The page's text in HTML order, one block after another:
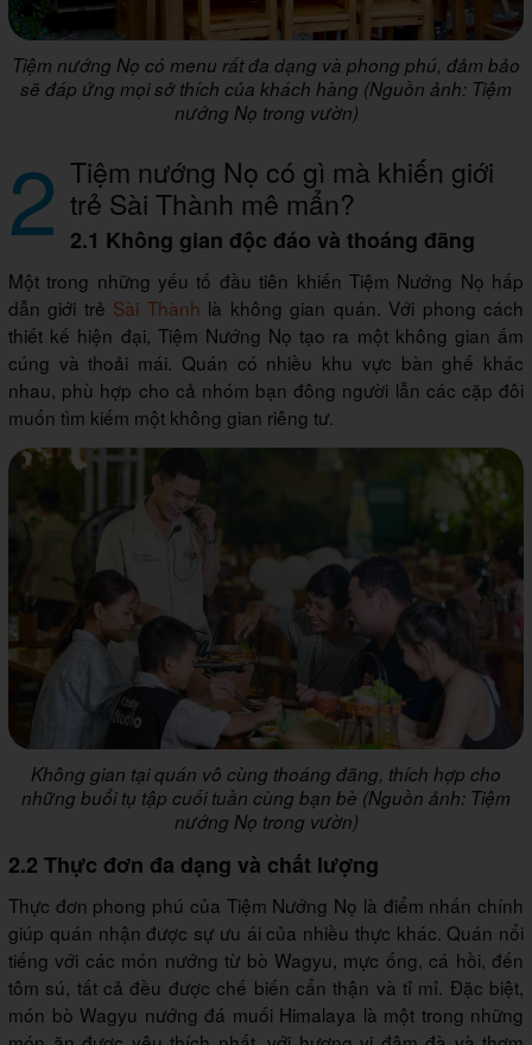
Tiệm nướng Nọ có menu rất đa dạng và phong phú, đảm bảo
sẽ đáp ứng mọi sở thích của khách hàng (Nguồn ảnh: Tiệm
nướng Nọ trong vườn)
2 Tiệm nướng Nọ có gì mà khiến giới
trẻ Sài Thành mê mẩn?
2.1 Không gian độc đáo và thoáng đãng
Một trong những yếu tố đầu tiên khiến Tiệm Nướng Nọ hấp
dẫn giới trẻ Sài Thành là không gian quán. Với phong cách
thiết kế hiện đại, Tiệm Nướng Nọ tạo ra một không gian ấm
cúng và thoải mái. Quán có nhiều khu vực bàn ghế khác
nhau, phù hợp cho cả nhóm bạn đông người lẫn các cặp đôi
muốn tìm kiếm một không gian riêng tư.
Không gian tại quán vô cùng thoáng đãng, thích hợp cho
những buổi tụ tập cuối tuần cùng bạn bè (Nguồn ảnh: Tiệm
nướng Nọ trong vườn)
2.2 Thực đơn đa dạng và chất lượng
Thực đơn phong phú của Tiệm Nướng Nọ là điểm nhấn chính
giúp quán nhận được sự ưu ái của nhiều thực khác. Quán nổi
tiếng với các món nướng từ bò Wagyu, mực ống, cá hồi, đến
tôm sú, tất cả đều được chế biến cẩn thận và tỉ mỉ. Đặc biệt,
món bò Wagyu nướng đá muối Himalaya là một trong những